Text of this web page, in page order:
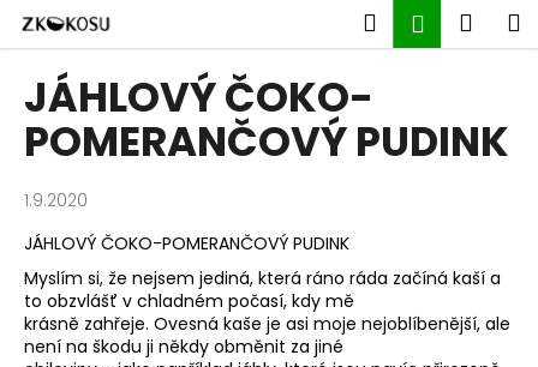
obsah
Hledat
JÁHLOVÝ ČOKO-
POMERANČOVÝ PUDINK
1.9.2020
JÁHLOVÝ ČOKO-POMERANČOVÝ PUDINK
Myslím si, že nejsem jediná, která ráno ráda začíná kaší a
to obzvlášť v chladném počasí, kdy mě
krásně zahřeje. Ovesná kaše je asi moje nejoblíbenější, ale
není na škodu ji někdy obměnit za jiné
o
C
o
p
o
t
ř
e
b